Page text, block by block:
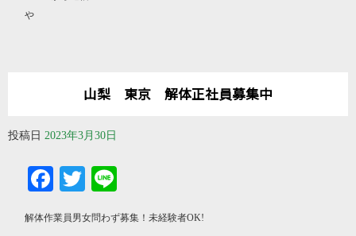
や
山梨 東京 解体正社員募集中
投稿日 2023年3月30日
Facebook
Twitter
解体作業員男女問わず募集！未経験者OK!